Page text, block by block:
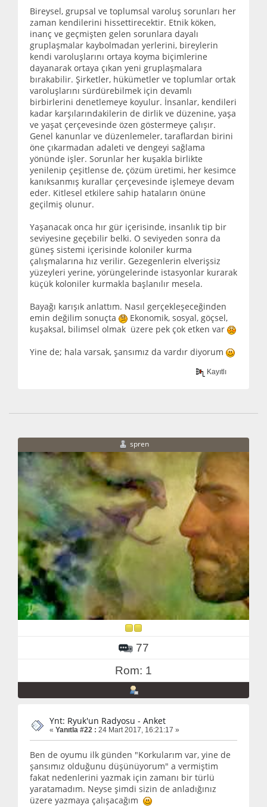
Bireysel, grupsal ve toplumsal varoluş sorunları her
zaman kendilerini hissettirecektir. Etnik köken,
inanç ve geçmişten gelen sorunlara dayalı
gruplaşmalar kaybolmadan yerlerini, bireylerin
kendi varoluşlarını ortaya koyma biçimlerine
dayanarak ortaya çıkan yeni gruplaşmalara
bırakabilir. Şirketler, hükümetler ve toplumlar ortak
varoluşlarını sürdürebilmek için devamlı
birbirlerini denetlemeye koyulur. İnsanlar, kendileri
kadar karşılarındakilerin de dirlik ve düzenine, yaşa
ve yaşat çerçevesinde özen göstermeye çalışır.
Genel kanunlar ve düzenlemeler, taraflardan birini
öne çıkarmadan adaleti ve dengeyi sağlama
yönünde işler. Sorunlar her kuşakla birlikte
yenilenip çeşitlense de, çözüm üretimi, her kesimce
kanıksanmış kurallar çerçevesinde işlemeye devam
eder. Kitlesel etkilere sahip hataların önüne
geçilmiş olunur.
Yaşanacak onca hır gür içerisinde, insanlık tip bir
seviyesine geçebilir belki. O seviyeden sonra da
güneş sistemi içerisinde koloniler kurma
çalışmalarına hız verilir. Gezegenlerin elverişsiz
yüzeyleri yerine, yörüngelerinde istasyonlar kurarak
küçük koloniler kurmakla başlanılır mesela.
Bayağı karışık anlattım. Nasıl gerçekleşeceğinden
emin değilim sonuçta
Ekonomik, sosyal, göçsel,
kuşaksal, bilimsel olmak üzere pek çok etken var
Yine de; hala varsak, şansımız da vardır diyorum
Kayıtlı
spren
77
Rom: 1
Ynt: Ryuk'un Radyosu - Anket
« Yanıtla #22 : 24 Mart 2017, 16:21:17 »
Ben de oyumu ilk günden "Korkularım var, yine de
şansımız olduğunu düşünüyorum" a vermiştim
fakat nedenlerini yazmak için zamanı bir türlü
yaratamadım. Neyse şimdi sizin de anladığınız
üzere yazmaya çalışacağım